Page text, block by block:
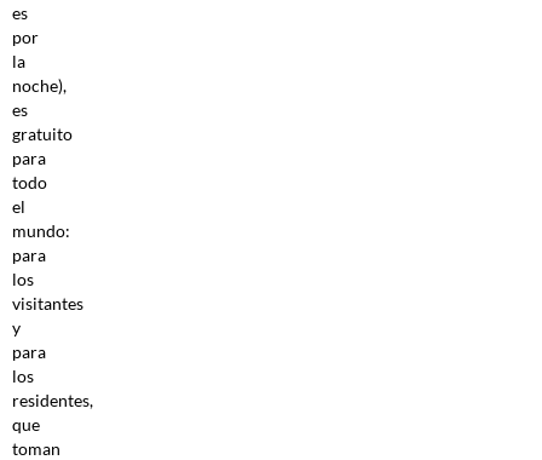
es
por
la
noche),
es
gratuito
para
todo
el
mundo:
para
los
visitantes
y
para
los
residentes,
que
toman